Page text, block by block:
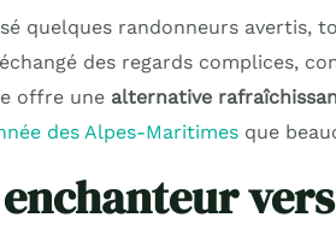
quelques randonneurs avertis,
des regards complices,
offre une alternative
des Alpes-Maritimesque